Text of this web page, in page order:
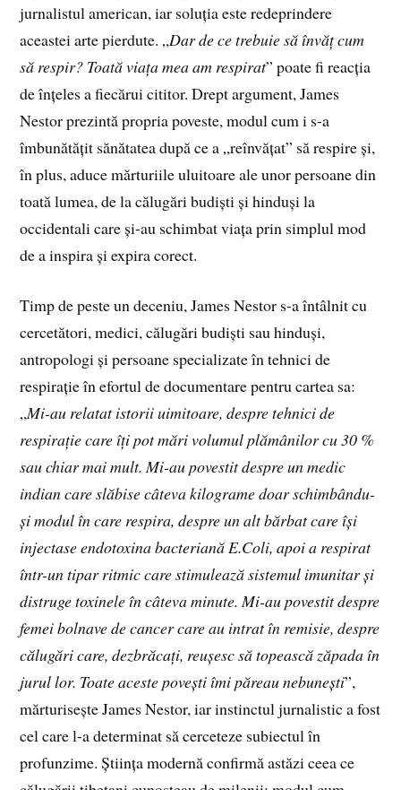
jurnalistul american, iar soluția este redeprindere
aceastei arte pierdute. „Dar de ce trebuie să învăț cum
să respir? Toată viața mea am respirat” poate fi reacția
de înțeles a fiecărui cititor. Drept argument, James
Nestor prezintă propria poveste, modul cum i s-a
îmbunătățit sănătatea după ce a „reînvățat” să respire și,
în plus, aduce mărturiile uluitoare ale unor persoane din
toată lumea, de la călugări budiști și hinduși la
occidentali care și-au schimbat viața prin simplul mod
de a inspira și expira corect.
Timp de peste un deceniu, James Nestor s-a întâlnit cu
cercetători, medici, călugări budiști sau hinduși,
antropologi și persoane specializate în tehnici de
respirație în efortul de documentare pentru cartea sa:
„Mi-au relatat istorii uimitoare, despre tehnici de
respirație care îți pot mări volumul plămânilor cu 30 %
sau chiar mai mult. Mi-au povestit despre un medic
indian care slăbise câteva kilograme doar schimbându-
și modul în care respira, despre un alt bărbat care își
injectase endotoxina bacteriană E.Coli, apoi a respirat
într-un tipar ritmic care stimulează sistemul imunitar și
distruge toxinele în câteva minute. Mi-au povestit despre
femei bolnave de cancer care au intrat în remisie, despre
călugări care, dezbrăcați, reușesc să topească zăpada în
jurul lor. Toate aceste povești îmi păreau nebunești”,
mărturisește James Nestor, iar instinctul jurnalistic a fost
cel care l-a determinat să cerceteze subiectul în
profunzime. Știința modernă confirmă astăzi ceea ce